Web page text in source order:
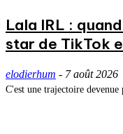
Lala IRL :
star de TikTok
elodierhum - 7 août 2026
C'est une trajectoire